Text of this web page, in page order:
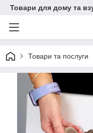
Товари для дому та
Товари та послуги